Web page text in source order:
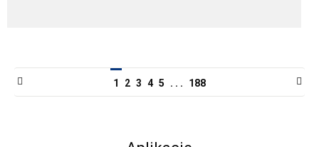
1 2 3 4 5 . . . 188